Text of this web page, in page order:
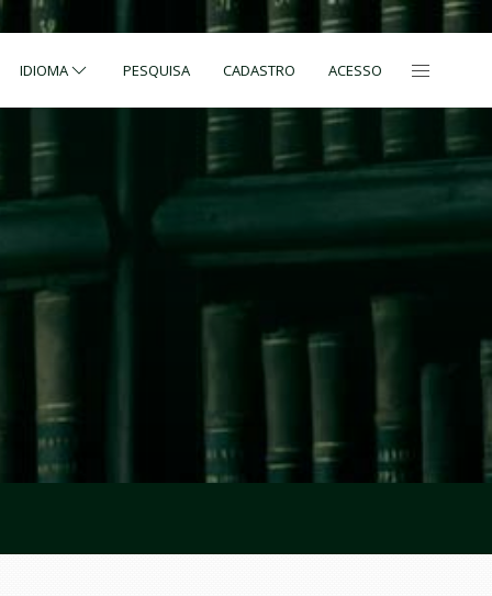
IDIOMA PESQUISA CADASTRO ACESSO